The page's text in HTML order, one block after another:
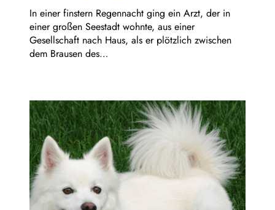
In einer finstern Regennacht ging ein Arzt, der in
einer großen Seestadt wohnte, aus einer
Gesellschaft nach Haus, als er plötzlich zwischen
dem Brausen des…